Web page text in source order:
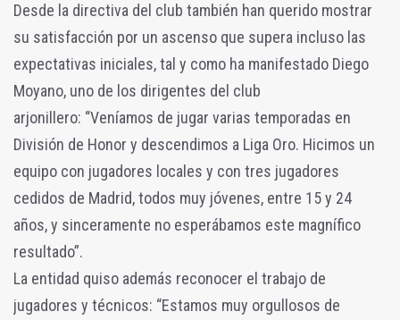
Desde la directiva del club también han querido mostrar
su satisfacción por un ascenso que supera incluso las
expectativas iniciales, tal y como ha manifestado Diego
Moyano, uno de los dirigentes del club
arjonillero: “Veníamos de jugar varias temporadas en
División de Honor y descendimos a Liga Oro. Hicimos un
equipo con jugadores locales y con tres jugadores
cedidos de Madrid, todos muy jóvenes, entre 15 y 24
años, y sinceramente no esperábamos este magnífico
resultado”.
La entidad quiso además reconocer el trabajo de
jugadores y técnicos: “Estamos muy orgullosos de